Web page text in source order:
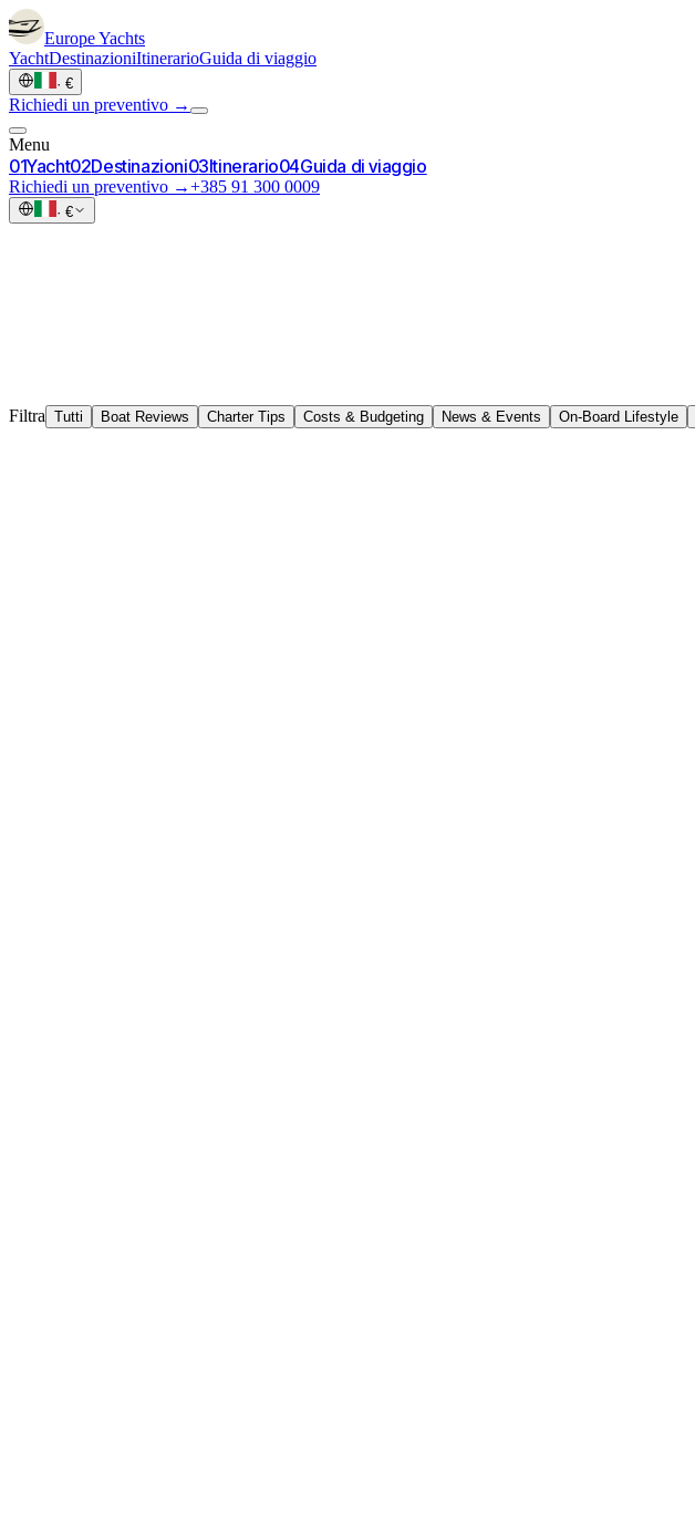
EuropeYachts
YachtDestinazioniItinerarioGuida di viaggio
· €
Richiedi un preventivo →
Menu
01Yacht02Destinazioni03Itinerario04Guida di viaggio
Richiedi un preventivo →+385 91 300 0009
· €
Filtra Tutti Boat Reviews Charter Tips Costs & Budgeting News & Events On-Board Lifestyle